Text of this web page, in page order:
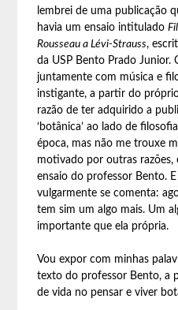
lembrei de uma publicação
havia um ensaio intitulado
Rousseau a Lévi-Strauss,
da USP Bento Prado
juntamente com música e
instigante, a partir do
razão de ter adquirido a
‘botânica’ ao lado de
época, mas não me trouxe
motivado por outras
ensaio do professor Bento.
vulgarmente se comenta:
tem sim um algo mais. Um
importante que ela própria.
Vou expor com minhas
texto do professor Bento, a
de vida no pensar e viver